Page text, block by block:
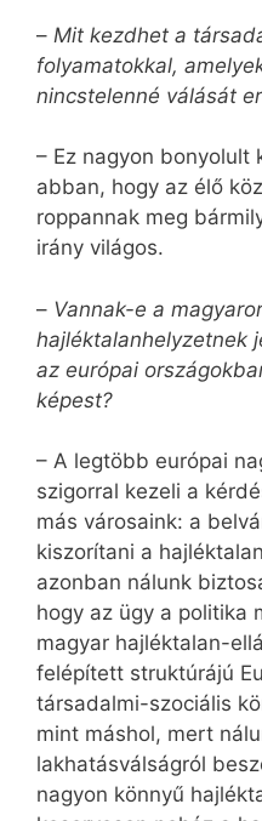
– Mit kezdhet a
folyamatokkal,
nincstelenné válását
– Ez nagyon bonyolult
abban, hogy az élő
roppannak meg
irány világos.
– Vannak-e a
hajléktalanhelyzetnek
az európai
képest?
– A legtöbb európai
szigorral kezeli a
más városaink: a
kiszorítani a
azonban nálunk
hogy az ügy a politika
magyar hajléktalan-
felépített struktúrájú
társadalmi-szociális
mint máshol, mert
lakhatásválságról
nagyon könnyű